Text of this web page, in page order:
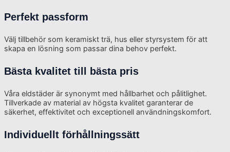
Perfekt passform
Välj tillbehör som keramiskt trä, hus eller styrsystem för att
skapa en lösning som passar dina behov perfekt.
Bästa kvalitet till bästa pris
Våra eldstäder är synonymt med hållbarhet och pålitlighet.
Tillverkade av material av högsta kvalitet garanterar de
säkerhet, effektivitet och exceptionell användningskomfort.
Individuellt förhållningssätt